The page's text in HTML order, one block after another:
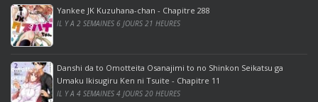
ff
i
c
e
2
0
Yankee JK Kuzuhana-chan - Chapitre 288
IL Y A 2 SEMAINES 6 JOURS 21 HEURES
Danshi da to Omotteita Osanajimi to no Shinkon Seikatsu ga
Umaku Ikisugiru Ken ni Tsuite - Chapitre 11
IL Y A 4 SEMAINES 4 JOURS 20 HEURES